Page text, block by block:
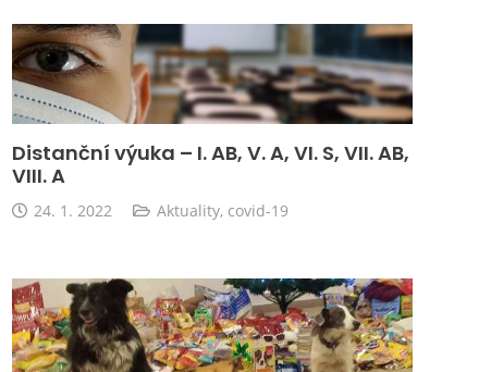
Distanční výuka – I. AB, V. A, VI. S, VII. AB,
VIII. A
24. 1. 2022 Aktuality, covid-19